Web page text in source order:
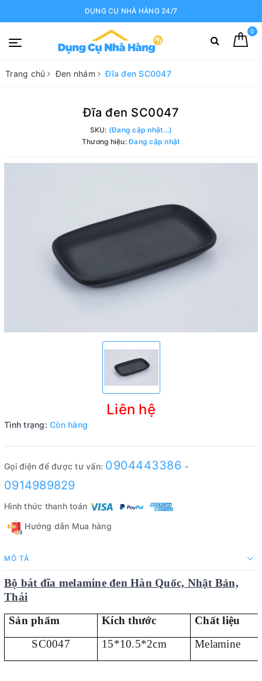
DỤNG CỤ NHÀ HÀNG 24/7
0
Trang chủ Đen nhám Đĩa đen SC0047
Đĩa đen SC0047
SKU: (Đang cập nhật...)
Thương hiệu:Đang cập nhật
Liên hệ
Tình trạng: Còn hàng
Gọi điện để được tư vấn: 0904443386 -
0914989829
Hình thức thanh toán
Hướng dẫn Mua hàng
MÔ TẢ
Bộ bát đĩa melamine đen Hàn Quốc, Nhật Bản,
Thái
Sản phẩm
Kích thước
Chất liệu
SC0047
15*10.5*2cm Melamine